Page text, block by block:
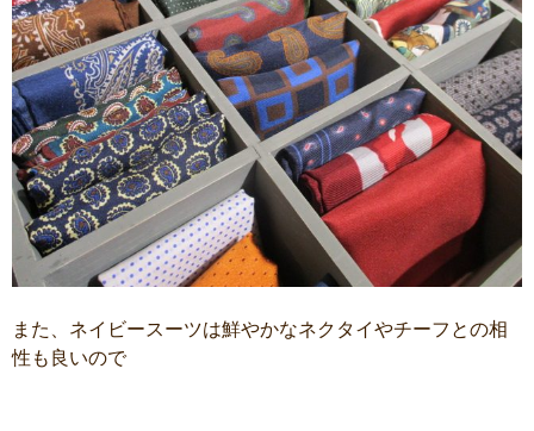
また、ネイビースーツは鮮やかなネクタイやチーフとの相
性も良いので